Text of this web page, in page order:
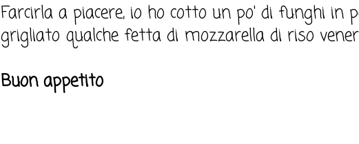
Farcirla a piacere, io ho cotto un po' di funghi in
grigliato qualche fetta di mozzarella di riso
Buon appetito